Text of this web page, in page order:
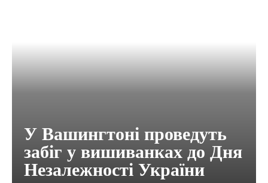
У Вашингтоні проведуть
забіг у вишиванках до Дня
Незалежності України